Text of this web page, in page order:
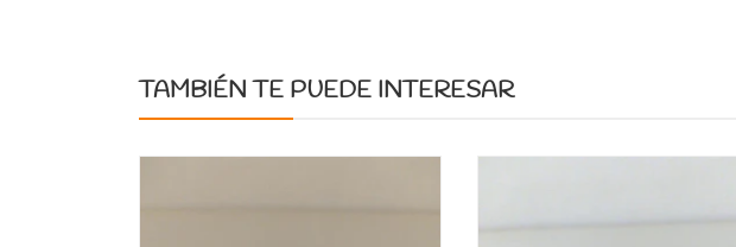
TAMBIÉN TE PUEDE INTERESAR